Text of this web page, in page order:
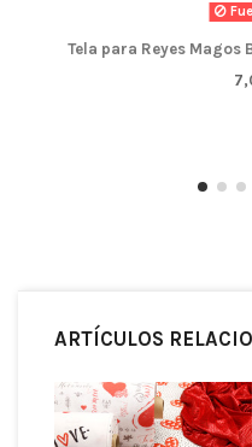
Tela para Reyes Magos
ARTÍCULOS